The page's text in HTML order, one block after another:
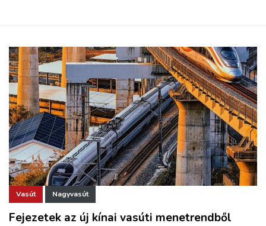
Vasút Nagyvasút
Fejezetek az új kínai vasúti menetrendből